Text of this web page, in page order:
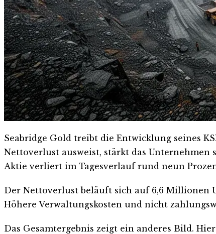
Seabridge Gold treibt die Entwicklung seines
Nettoverlust ausweist, stärkt das
Aktie verliert im Tagesverlauf rund neun
Der Nettoverlust beläuft sich auf 6,6 Millionen
Höhere Verwaltungskosten und nicht
Das Gesamtergebnis zeigt ein anderes Bild.